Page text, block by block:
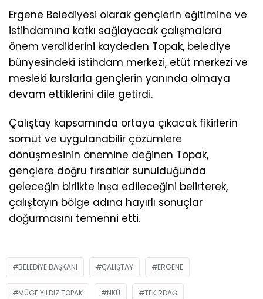
Ergene Belediyesi olarak gençlerin eğitimine ve
istihdamına katkı sağlayacak çalışmalara
önem verdiklerini kaydeden Topak, belediye
bünyesindeki istihdam merkezi, etüt merkezi ve
mesleki kurslarla gençlerin yanında olmaya
devam ettiklerini dile getirdi.
Çalıştay kapsamında ortaya çıkacak fikirlerin
somut ve uygulanabilir çözümlere
dönüşmesinin önemine değinen Topak,
gençlere doğru fırsatlar sunulduğunda
geleceğin birlikte inşa edileceğini belirterek,
çalıştayın bölge adına hayırlı sonuçlar
doğurmasını temenni etti.
BELEDIYE BAŞKANI ÇALIŞTAY ERGENE
MÜGE YILDIZ TOPAK NKÜ TEKIRDAĞ